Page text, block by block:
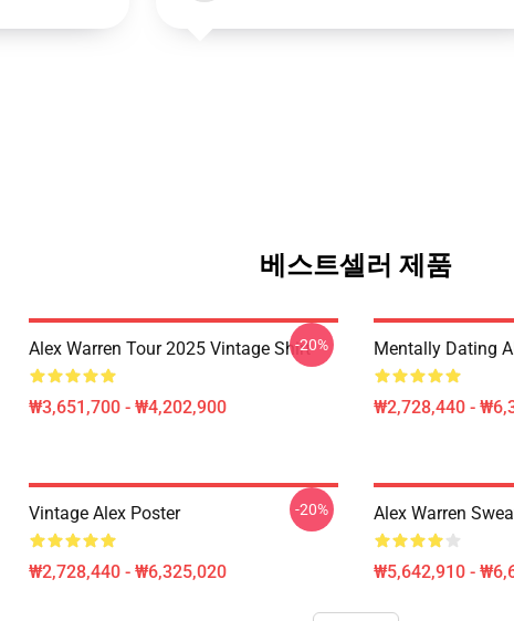
베스트셀러 제품
Alex Warren Tour 2025 Vintage Shirt
₩3,651,700 - ₩4,202,900
-20% Mentally Dating
₩2,728,440 -
Vintage Alex Poster
₩2,728,440 - ₩6,325,020
-20% Alex Warren
₩5,642,910 -